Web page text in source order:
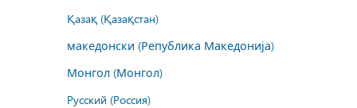
Қазақ (Қазақстан)
македонски (Република Македонија)
Монгол (Монгол)
Русский (Россия)